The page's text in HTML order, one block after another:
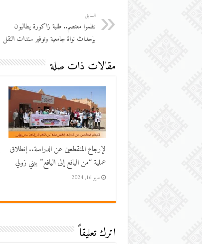
السابق
نظموا معتصم.. طلبة زاكورة يطالبون
بإحداث نواة جامعية وتوفير سندات النقل
مقالات ذات صلة
لإرجاع المنقطعين عن الدراسة.. إنطلاق
عملية “من اليافع إلى اليافع” ببني زولي
مايو 16, 2024
اترك تعليقاً